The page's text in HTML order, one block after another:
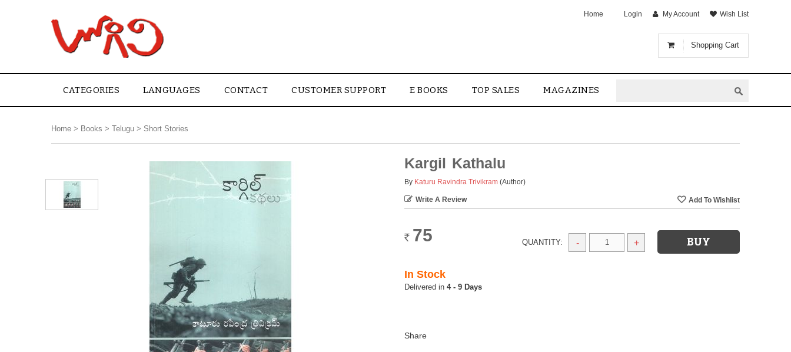
Shopping Cart
Home Login My Account Wish List
CATEGORIES LANGUAGES CONTACT CUSTOMER SUPPORT E BOOKS TOP SALES MAGAZINES
Home > Books > Telugu > Short Stories
Kargil Kathalu
By Katuru Ravindra Trivikram (Author)
Write A Review
Rs. 75 QUANTITY: - +
In Stock
4 - 9 Days